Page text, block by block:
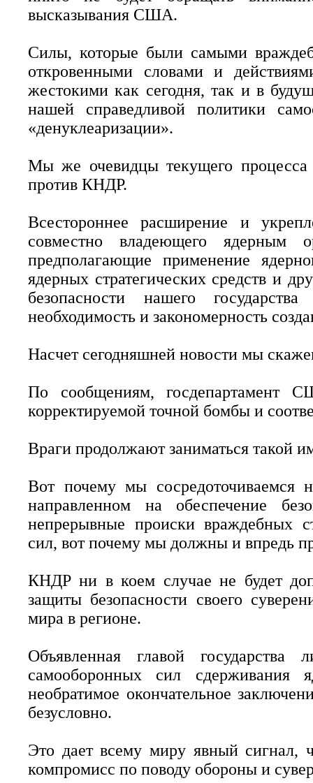
высказывания США.
Силы, которые были самыми
откровенными словами и
жестокими как сегодня, так и в
нашей справедливой политики
«денуклеаризации».
Мы же очевидцы текущего процесса
против КНДР.
Всестороннее расширение и
совместно владеющего ядерным
предполагающие применение
ядерных стратегических средств и
безопасности нашего
необходимость и закономерность
Насчет сегодняшней новости мы
По сообщениям, госдепартамент
корректируемой точной бомбы и
Враги продолжают заниматься такой
Вот почему мы сосредоточиваемся
направленном на обеспечение
непрерывные происки враждебных
сил, вот почему мы должны и впредь
КНДР ни в коем случае не будет
защиты безопасности своего
мира в регионе.
Объявленная главой государства
самооборонных сил сдерживания
необратимое окончательное
безусловно.
Это дает всему миру явный
компромисс по поводу обороны и